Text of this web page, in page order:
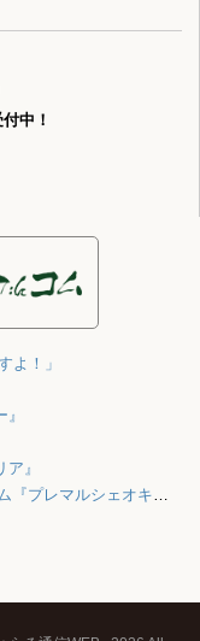
中！
よ！」
』